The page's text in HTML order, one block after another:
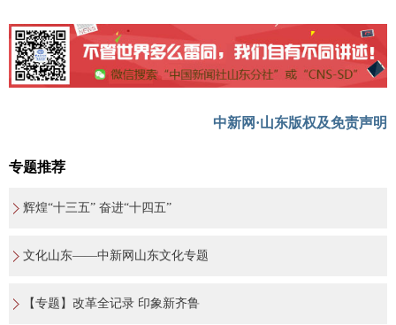
中新网·山东版权及免责声明
专题推荐
辉煌“十三五” 奋进“十四五”
文化山东——中新网山东文化专题
【专题】改革全记录 印象新齐鲁